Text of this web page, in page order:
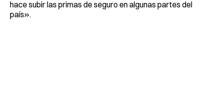
hace subir las primas de seguro en algunas partes del
país».